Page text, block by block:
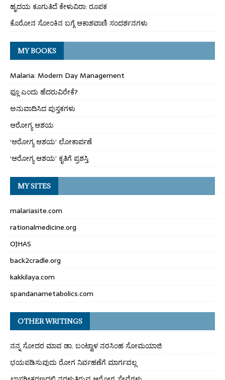
ಹೃದಯ ಕೂಗುತಿದೆ ಕೇಳುವಿರಾ: ರೂಪಕ
ಕೊರೋನ ಸೋಂಕಿನ ಬಗ್ಗೆ ಆಕಾಶವಾಣಿ ಸಂದರ್ಶನಗಳು
MY BOOKS
Malaria: Modern Day Management
ಫ್ಲೂ ಎಂದು ಹೆದರುವಿರೇಕೆ?
ಅನುವಾದಿಸಿದ ಪುಸ್ತಕಗಳು
ಆರೋಗ್ಯ ಆಶಯ
‘ಆರೋಗ್ಯ ಆಶಯ’ ಲೋಕಾರ್ಪಣೆ
‘ಆರೋಗ್ಯ ಆಶಯ’ ಕೃತಿಗೆ ಪ್ರಶಸ್ತಿ
MY SITES
malariasite.com
rationalmedicine.org
OJHAS
back2cradle.org
kakkilaya.com
spandanametabolics.com
OTHER WRITINGS
ನನ್ನ ಸೋದರ ಮಾವ ಡಾ. ಬಂಟ್ವಾಳ ನರಸಿಂಹ ಸೋಮಯಾಜಿ
ಭಯಪಡಿಸುವುದು ರೋಗ ನಿರ್ವಹಣೆಗೆ ಮಾರ್ಗವಲ್ಲ